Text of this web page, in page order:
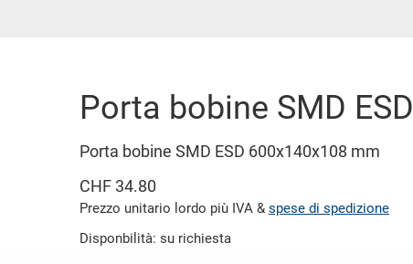
Porta bobine SMD ESD
Porta bobine SMD ESD 600x140x108 mm
CHF 34.80
Prezzo unitario lordo più IVA & spese di spedizione
Disponbilità: su richiesta